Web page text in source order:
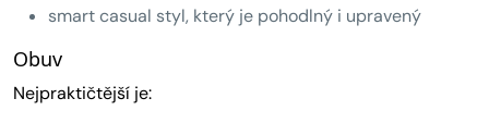
smart casual styl, který je pohodlný i upravený
Obuv
Nejpraktičtější je: